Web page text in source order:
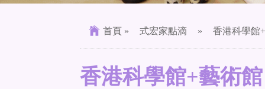
首頁 » 式宏家點滴 » 香港科學館
香港科學館+藝術館